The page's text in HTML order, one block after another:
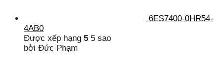
6ES7400-0HR54-
4AB0
Được xếp hạng 5 5 sao
bởi Đức Phạm